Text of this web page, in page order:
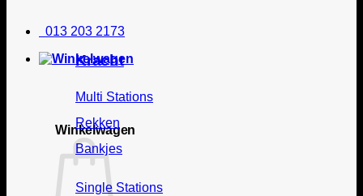
013 203 2173
Winkelwagen
Kracht
Multi Stations
Rekken
Bankjes
Single Stations